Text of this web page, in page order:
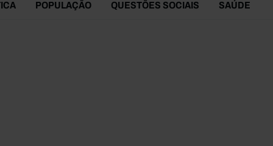
POPULAÇÃO QUESTÕES SOCIAIS SAÚDE